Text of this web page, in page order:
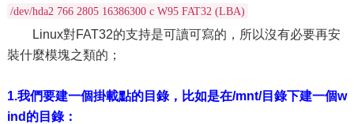
/dev/hda2 766 2805 16386300 c W95 FAT32 (LBA)
Linux對FAT32的支持是可讀可寫的，所以沒有必要再安
裝什麼模塊之類的；
1.我們要建一個掛載點的目錄，比如是在/mnt/目錄下建一個w
ind的目錄：